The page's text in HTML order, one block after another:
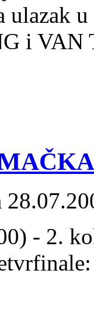
ulazak
i VAN
- 2.